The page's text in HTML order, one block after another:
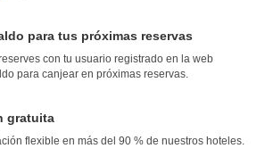
para tus próximas reservas
con tu usuario registrado en la web
para canjear en próximas reservas.
gratuita
flexible en más del 90 % de nuestros hoteles.